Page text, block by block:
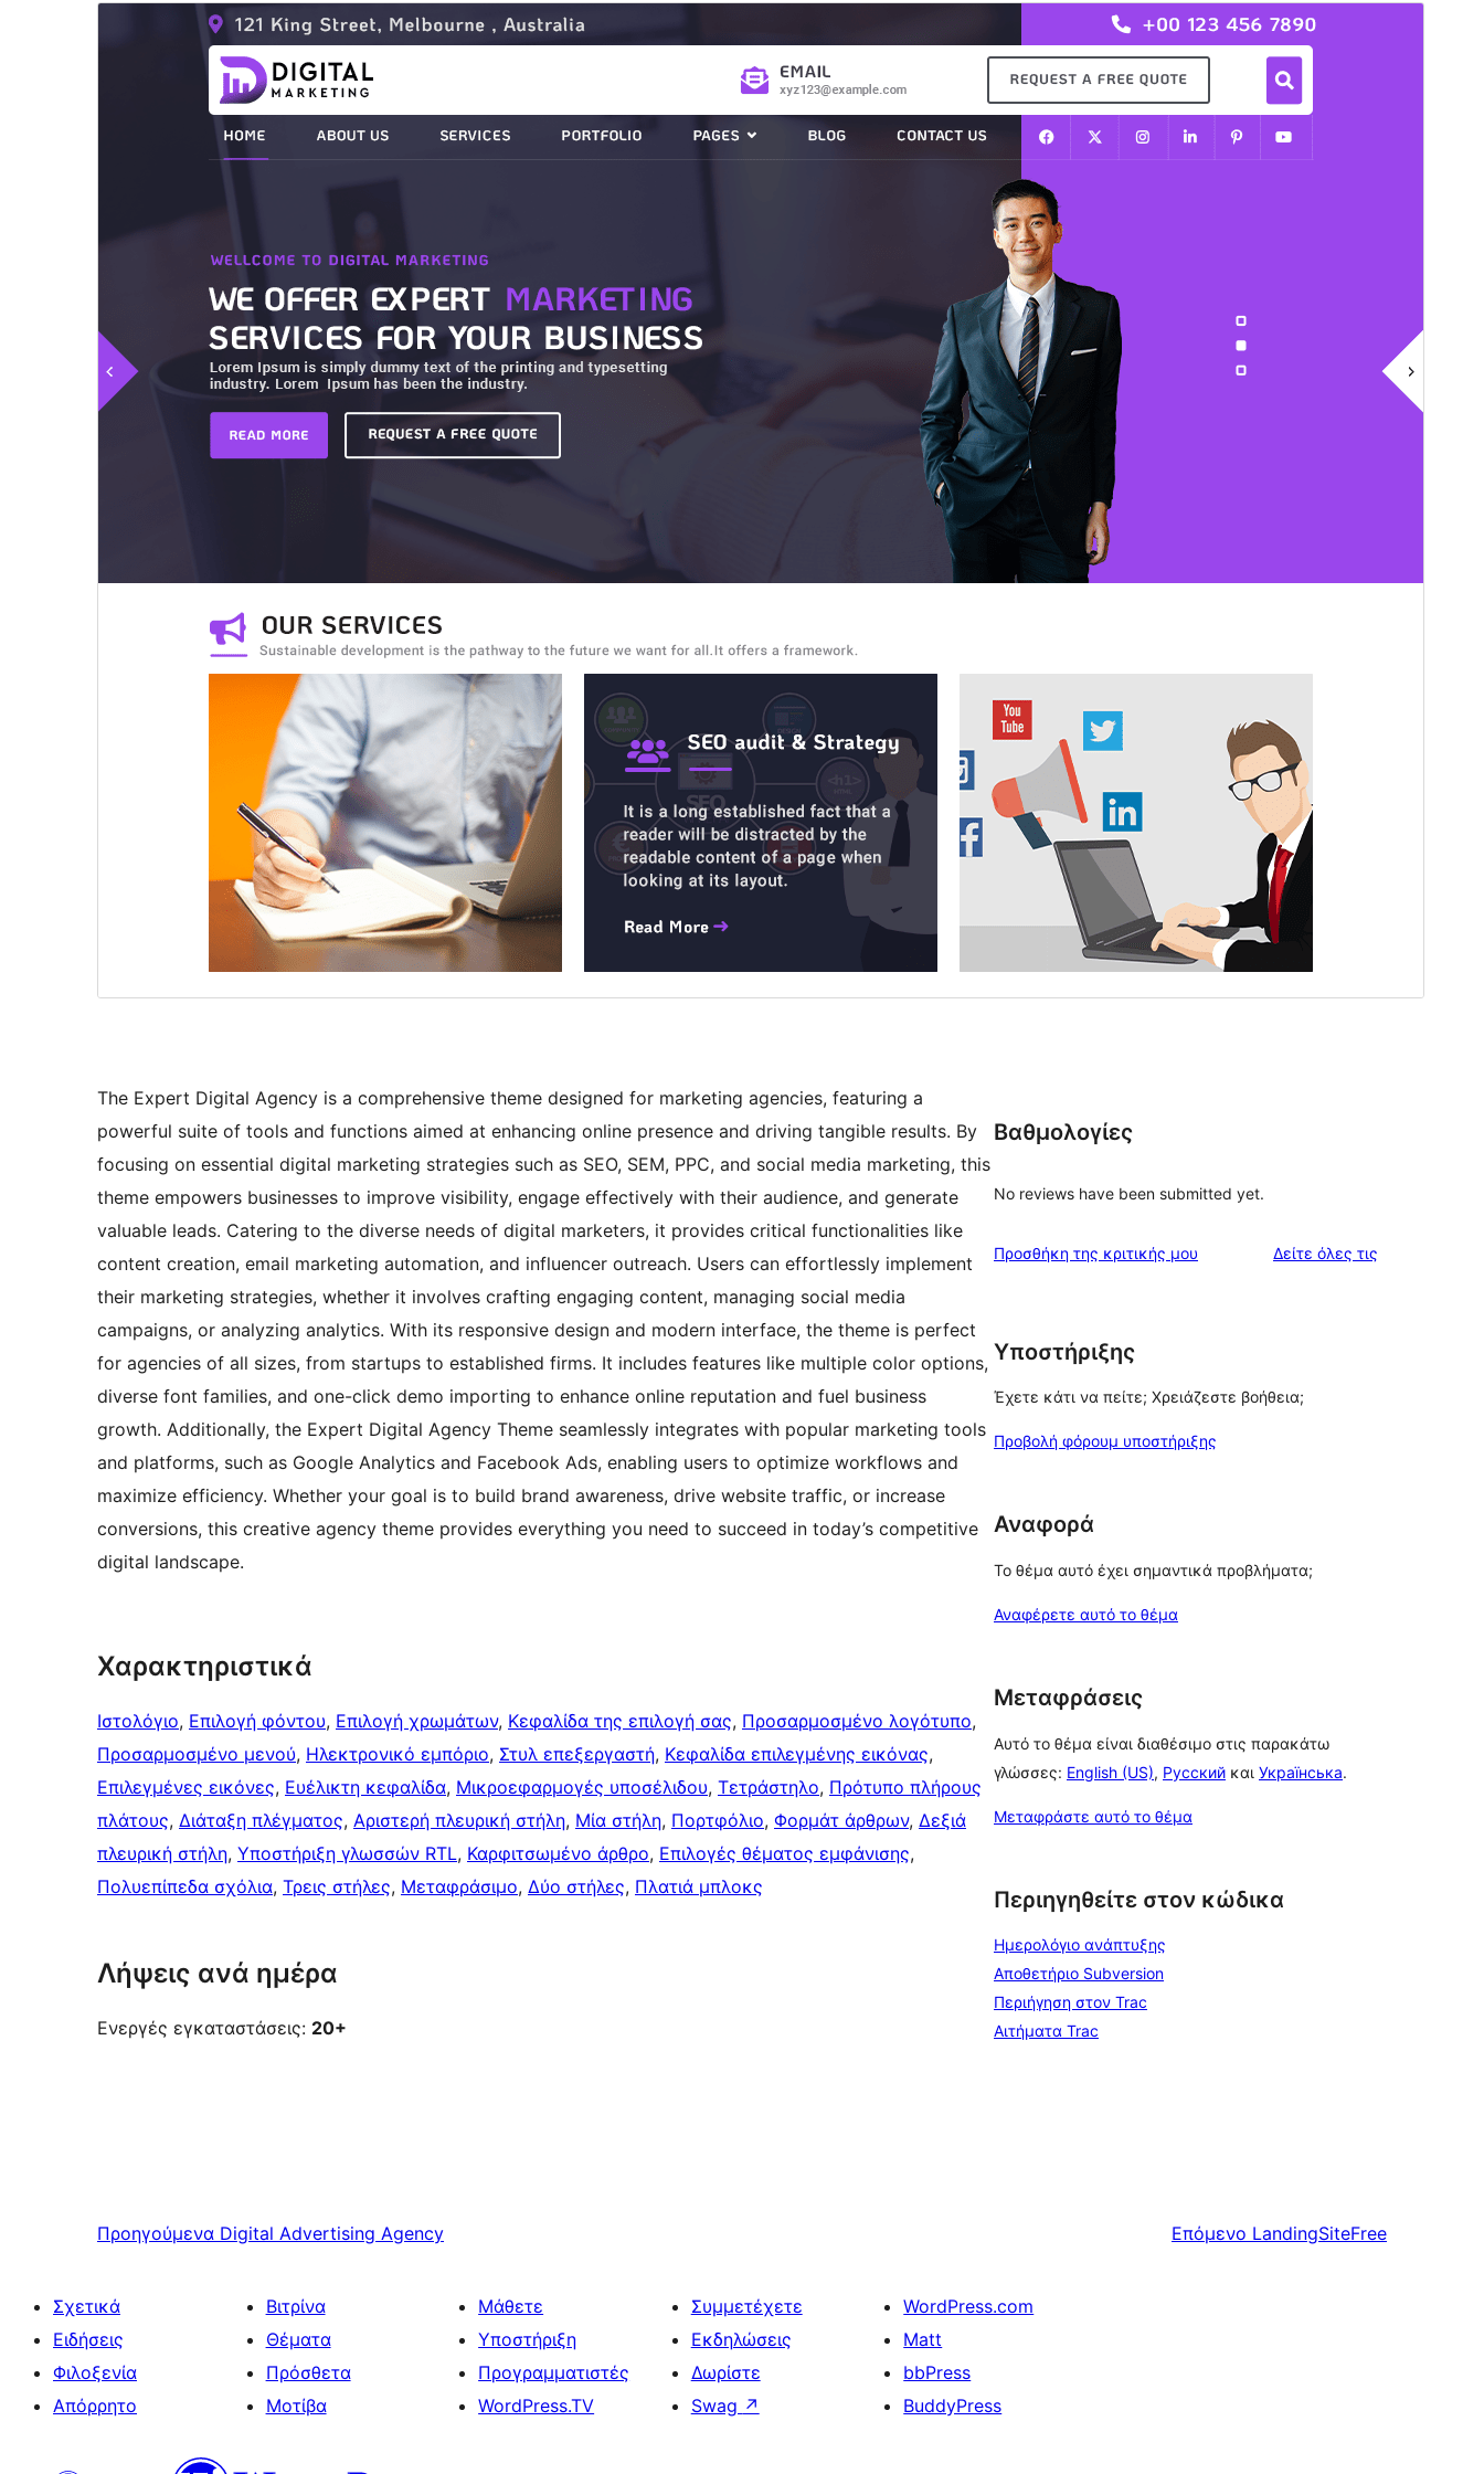
Προεπισκόπηση Λήψη
Έκδοση
Τελευταία ενημέρωση
22 Ιούλ 2026
Ενεργές εγκαταστάσεις
Έκδοση ΡΗΡ
The Expert Digital Agency is a comprehensive theme designed for marketing agencies, featuring a
powerful suite of tools and functions aimed at enhancing online presence and driving tangible results. By
focusing on essential digital marketing strategies such as SEO, SEM, PPC, and social media marketing, this
theme empowers businesses to improve visibility, engage effectively with their audience, and generate
valuable leads. Catering to the diverse needs of digital marketers, it provides critical functionalities like
content creation, email marketing automation, and influencer outreach. Users can effortlessly implement
their marketing strategies, whether it involves crafting engaging content, managing social media
campaigns, or analyzing analytics. With its responsive design and modern interface, the theme is perfect
for agencies of all sizes, from startups to established firms. It includes features like multiple color options,
diverse font families, and one-click demo importing to enhance online reputation and fuel business
growth. Additionally, the Expert Digital Agency Theme seamlessly integrates with popular marketing tools
and platforms, such as Google Analytics and Facebook Ads, enabling users to optimize workflows and
maximize efficiency. Whether your goal is to build brand awareness, drive website traffic, or increase
conversions, this creative agency theme provides everything you need to succeed in today’s competitive
digital landscape.
Χαρακτηριστικά
Ιστολόγιο, Επιλογή φόντου, Επιλογή χρωμάτων, Κεφαλίδα της επιλογή σας, Προσαρμοσμένο λογότυπο
Προσαρμοσμένο μενού, Ηλεκτρονικό εμπόριο, Στυλ επεξεργαστή, Κεφαλίδα επιλεγμένης εικόνας
Επιλεγμένες εικόνες, Ευέλικτη κεφαλίδα, Μικροεφαρμογές υποσέλιδου, Τετράστηλο, Πρότυπο πλήρους
πλάτους, Διάταξη πλέγματος, Αριστερή πλευρική στήλη, Μία στήλη, Πορτφόλιο, Φορμάτ άρθρων, Δεξιά
πλευρική στήλη, Υποστήριξη γλωσσών RTL, Καρφιτσωμένo άρθρo, Επιλογές θέματος εμφάνισης
Πολυεπίπεδα σχόλια, Τρεις στήλες, Μεταφράσιμο, Δύο στήλες, Πλατιά μπλοκς
Λήψεις ανά ημέρα
Ενεργές εγκαταστάσεις: 20+
Βαθμολογίες
No reviews have been submitted yet.
Προσθήκη της κριτικής μου Δείτε όλες τις
Υποστήριξης
Έχετε κάτι να πείτε; Χρειάζεστε βοήθεια;
Προβολή φόρουμ υποστήριξης
Αναφορά
Το θέμα αυτό έχει σημαντικά προβλήματα;
Αναφέρετε αυτό το θέμα
Μεταφράσεις
Αυτό το θέμα είναι διαθέσιμο στις παρακάτω
γλώσσες: English (US), Русский και Українська.
Μεταφράστε αυτό το θέμα
Περιηγηθείτε στον κώδικα
Ημερολόγιο ανάπτυξης
Αποθετήριο Subversion
Περιήγηση στον Trac
Αιτήματα Trac
Προηγούμενα Digital Advertising Agency Επόμενο LandingSiteFree
Σχετικά
Ειδήσεις
Φιλοξενία
Απόρρητο
Βιτρίνα
Θέματα
Πρόσθετα
Μοτίβα
Μάθετε
Υποστήριξη
Προγραμματιστές
WordPress.TV
Συμμετέχετε
Εκδηλώσεις
Δωρίστε
Swag ↗
WordPress.com
Matt
bbPress
BuddyPress